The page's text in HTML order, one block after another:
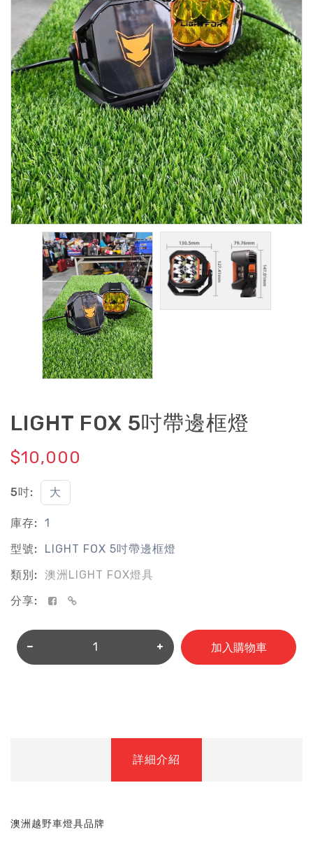
LIGHT FOX 5吋帶邊框燈
$10,000
5吋: 大
庫存:
1
型號:
LIGHT FOX 5吋帶邊框燈
類別:
澳洲LIGHT FOX燈具
分享:
加入購物車
詳細介紹
澳洲越野車燈具品牌